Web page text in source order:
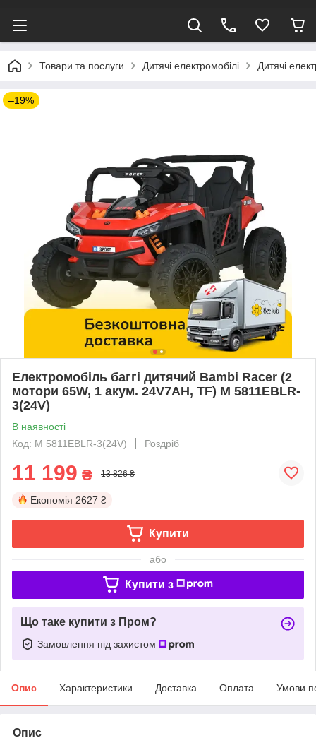
Товари та послуги Дитячі електромобілі Дитячі
–19%
Електромобіль баггі дитячий Bambi Racer (2
мотори 65W, 1 акум. 24V7AH, TF) M 5811EBLR-
3(24V)
В наявності
Код: M 5811EBLR-3(24V)
Роздріб
11 199 ₴ 13 826 ₴
Економія 2627 ₴
Купити
або
Купити з
Що таке купити з Пром?
Замовлення під захистом
Опис Характеристики Доставка Оплата Умови
Опис